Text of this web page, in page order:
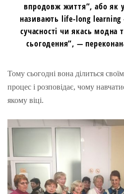
впродовж життя”, або як
називають lіfe-long
сучасності чи якась модна
сьогодення”, —
Тому сьогодні вона ділиться
процес і розповідає, чому
якому віці.